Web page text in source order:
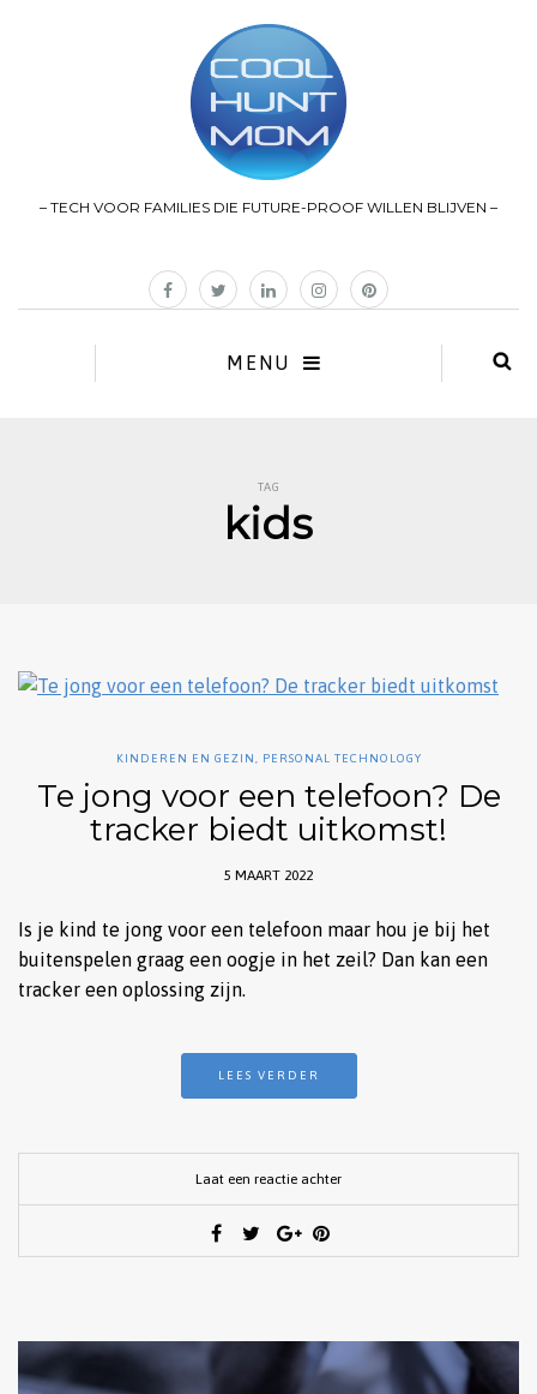
– TECH VOOR FAMILIES DIE FUTURE-PROOF WILLEN BLIJVEN –
MENU
TAG
kids
KINDEREN EN GEZIN, PERSONAL TECHNOLOGY
Te jong voor een telefoon? De
tracker biedt uitkomst!
5 MAART 2022
Is je kind te jong voor een telefoon maar hou je bij het
buitenspelen graag een oogje in het zeil? Dan kan een
tracker een oplossing zijn.
LEES VERDER
Laat een reactie achter